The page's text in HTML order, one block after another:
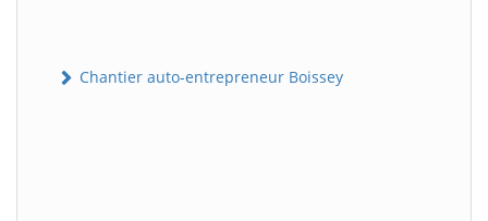
Chantier auto-entrepreneur Boissey